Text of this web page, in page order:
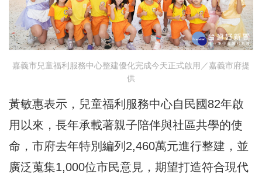
嘉義市兒童福利服務中心整建優化完成今天正式啟用／嘉義市府提
供
黃敏惠表示，兒童福利服務中心自民國82年啟
用以來，長年承載著親子陪伴與社區共學的使
命，市府去年特別編列2,460萬元進行整建，並
廣泛蒐集1,000位市民意見，期望打造符合現代